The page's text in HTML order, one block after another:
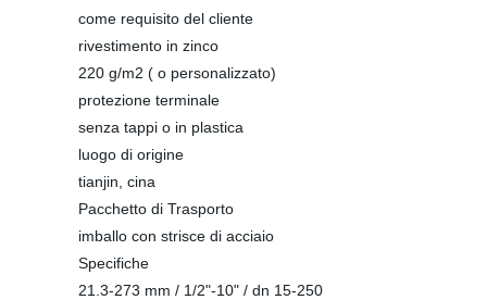
come requisito del cliente
rivestimento in zinco
220 g/m2 ( o personalizzato)
protezione terminale
senza tappi o in plastica
luogo di origine
tianjin, cina
Pacchetto di Trasporto
imballo con strisce di acciaio
Specifiche
21.3-273 mm / 1/2"-10" / dn 15-250